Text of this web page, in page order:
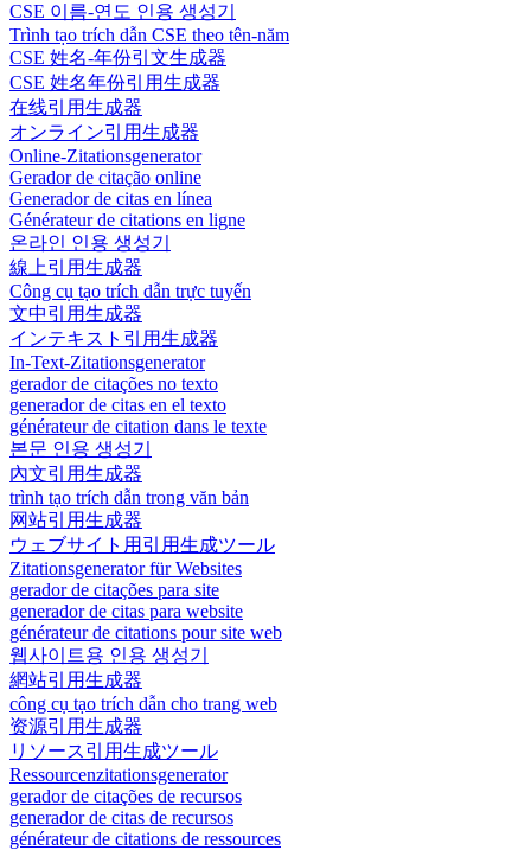
CSE 이름-연도 인용 생성기
Trình tạo trích dẫn CSE theo tên-năm
CSE 姓名-年份引文生成器
CSE 姓名年份引用生成器
在线引用生成器
オンライン引用生成器
Online-Zitationsgenerator
Gerador de citação online
Generador de citas en línea
Générateur de citations en ligne
온라인 인용 생성기
線上引用生成器
Công cụ tạo trích dẫn trực tuyến
文中引用生成器
インテキスト引用生成器
In-Text-Zitationsgenerator
gerador de citações no texto
generador de citas en el texto
générateur de citation dans le texte
본문 인용 생성기
內文引用生成器
trình tạo trích dẫn trong văn bản
网站引用生成器
ウェブサイト用引用生成ツール
Zitationsgenerator für Websites
gerador de citações para site
generador de citas para website
générateur de citations pour site web
웹사이트용 인용 생성기
網站引用生成器
công cụ tạo trích dẫn cho trang web
资源引用生成器
リソース引用生成ツール
Ressourcenzitationsgenerator
gerador de citações de recursos
generador de citas de recursos
générateur de citations de ressources